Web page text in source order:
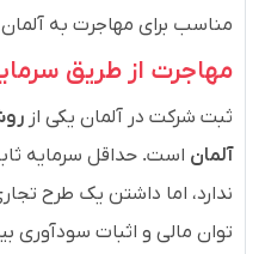
مناسب برای مهاجرت به
مهاجرت از طریق
ثبت شرکت در آلمان یکی از
آلمان است. حداقل سرمایه
توان مالی و اثبات سودآوری